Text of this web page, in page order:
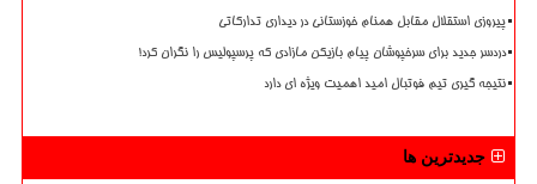
پیروزی استقلال مقابل همنام خوزستانی در دیداری تدارکاتی
دردسر جدید برای سرخپوشان پیام بازیکن مازادی که پرسپولیس را نگران کرد!
نتیجه گیری تیم فوتبال امید اهمیت ویژه ای دارد
جدیدترین ها